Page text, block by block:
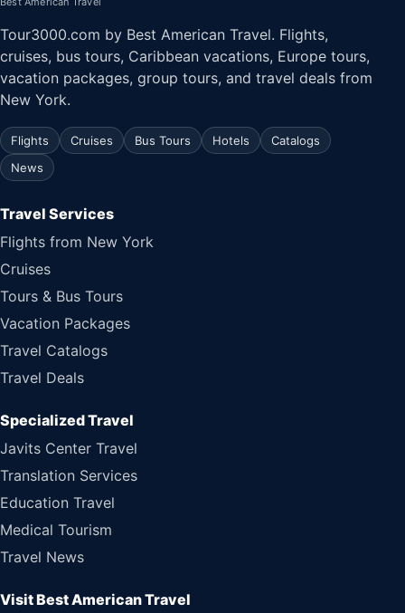
Tour3000.com by Best American Travel. Flights,
cruises, bus tours, Caribbean vacations, Europe tours,
vacation packages, group tours, and travel deals from
New York.
Flights Cruises Bus Tours Hotels
Catalogs
News
Travel Services
Flights from New York
Cruises
Tours & Bus Tours
Vacation Packages
Travel Catalogs
Travel Deals
Specialized Travel
Javits Center Travel
Translation Services
Education Travel
Medical Tourism
Travel News
Visit Best American Travel